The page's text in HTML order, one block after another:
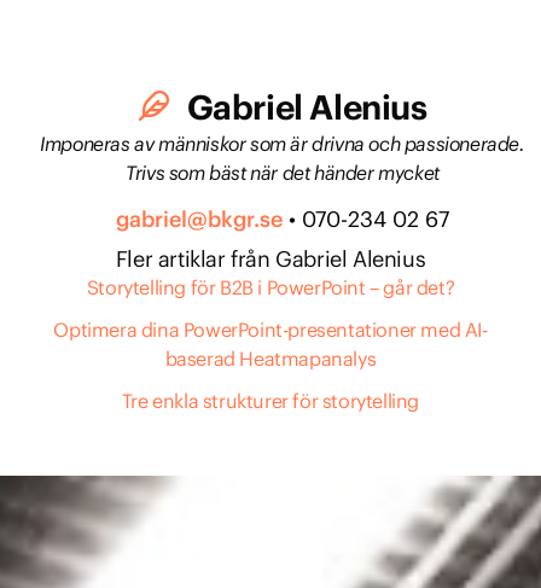
Gabriel Alenius
Imponeras av människor som är drivna och passionerade.
Trivs som bäst när det händer mycket
gabriel@bkgr.se • 070-234 02 67
Fler artiklar från Gabriel Alenius
Storytelling för B2B i PowerPoint – går det?
Optimera dina PowerPoint-presentationer med AI-
baserad Heatmapanalys
Tre enkla strukturer för storytelling